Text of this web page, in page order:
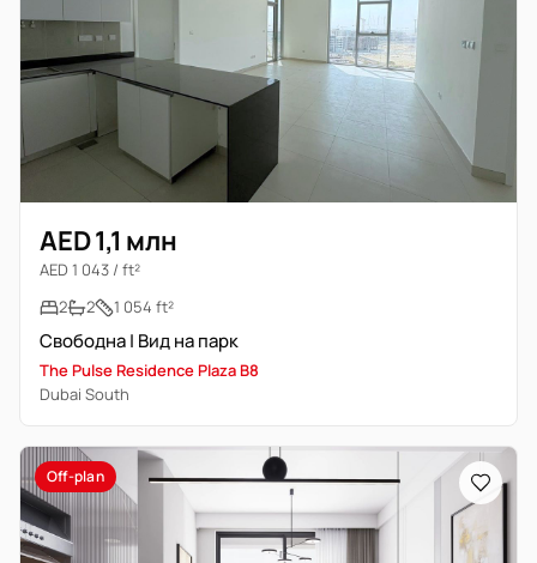
AED 1,1 млн
AED 1 043 / ft²
2
2 1 054 ft²
Свободна | Вид на парк
The Pulse Residence Plaza B8
Dubai South
Off-plan